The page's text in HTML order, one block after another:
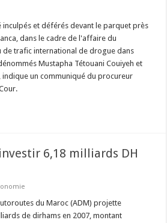
inculpés et déférés devant le parquet près
dans le cadre de l'affaire du
de trafic international de drogue dans
Mustapha Tétouani Couiyeh et
indique un communiqué du procureur
6,18 milliards DH
du Maroc (ADM) projette
de dirhams en 2007, montant